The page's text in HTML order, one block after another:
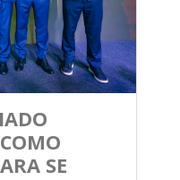
SE